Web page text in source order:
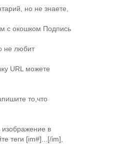
но не знаете,
с окошком Подпись
не любит
URL можете
то,что
изображение в
теги [im#]...[/im],